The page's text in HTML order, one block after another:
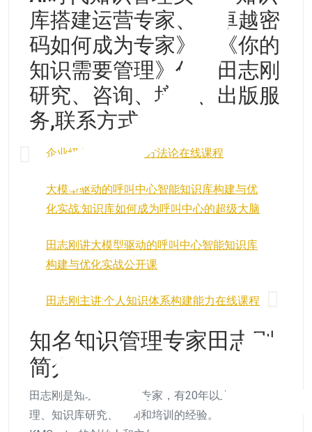
库搭建运营专家、《卓越密
码如何成为专家》与《你的
知识需要管理》作者田志刚
研究、咨询、培训、出版服
务,联系方式
企业级AI知识库构建方法论在线课程
大模型驱动的呼叫中心智能知识库构建与优
化实战:知识库如何成为呼叫中心的超级大脑
田志刚讲大模型驱动的呼叫中心智能知识库
构建与优化实战公开课
田志刚主讲:个人知识体系构建能力在线课程
知名知识管理专家田志刚
简介
田志刚是知名知识管理专家，有20年以上知识管
理、知识库研究、咨询和培训的经验。他也是